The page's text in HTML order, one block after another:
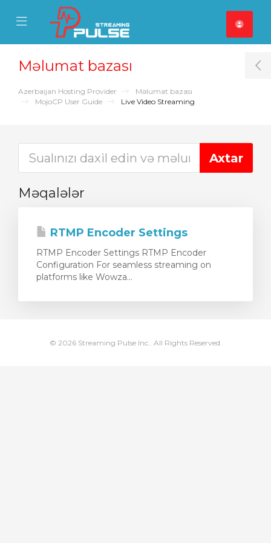
Mobile Menu
Mobile Menu
Məlumat bazası
Azerbaijan Hosting Provider
Məlumat bazası
MojoCP User Guide
Live Video Streaming
Məqalələr
RTMP Encoder Settings
RTMP Encoder Settings RTMP Encoder
Configuration For seamless streaming on
platforms like Wowza...
© 2026 Streaming Pulse Inc.. All Rights Reserved.